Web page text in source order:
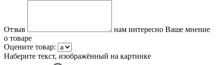
Отзыв
нам интересно Ваше мнение
о товаре
Оцените товар:
Наберите текст, изображённый на картинке